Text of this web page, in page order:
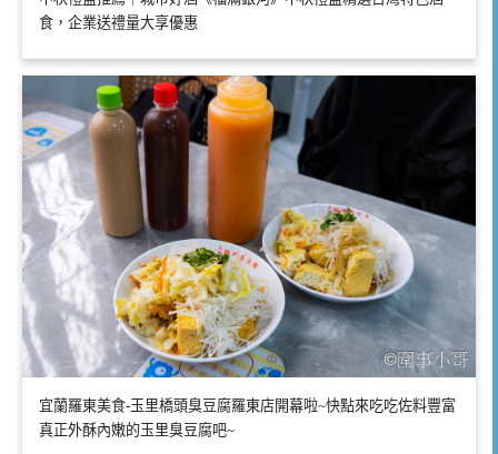
食，企業送禮量大享優惠
宜蘭羅東美食-玉里橋頭臭豆腐羅東店開幕啦~快點來吃吃佐料豐富
真正外酥內嫩的玉里臭豆腐吧~